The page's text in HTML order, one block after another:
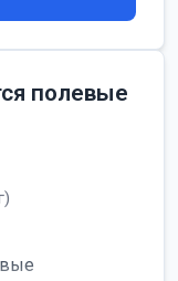
полевые